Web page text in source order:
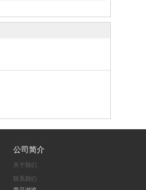
公司简介
关于我们
联系我们